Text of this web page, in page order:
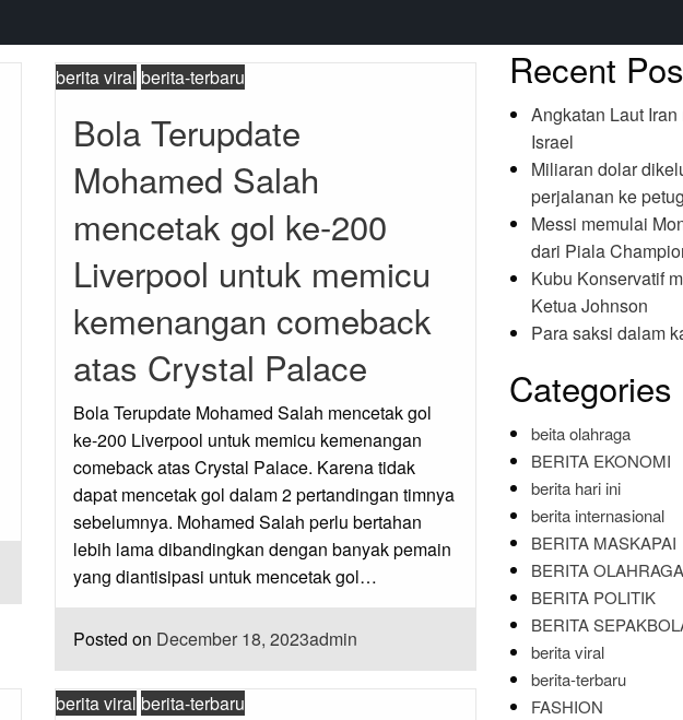
berita viral berita-terbaru
Bola Terupdate
Mohamed Salah
mencetak gol ke-200
Liverpool untuk memicu
kemenangan comeback
atas Crystal Palace
Bola Terupdate Mohamed Salah mencetak gol
ke-200 Liverpool untuk memicu kemenangan
comeback atas Crystal Palace. Karena tidak
dapat mencetak gol dalam 2 pertandingan timnya
sebelumnya. Mohamed Salah perlu bertahan
lebih lama dibandingkan dengan banyak pemain
yang diantisipasi untuk mencetak gol…
Posted on December 18, 2023admin
berita viral berita-terbaru
Recent
Angkatan Laut
Israel
Miliaran dolar
perjalanan ke
Messi memulai
dari Piala
Kubu Konservatif
Ketua Johnson
Para saksi dalam
Categories
beita olahraga
BERITA EKONOMI
berita hari ini
berita internasional
BERITA MASKAPAI
BERITA OLAHRAGA
BERITA POLITIK
BERITA
berita viral
berita-terbaru
FASHION